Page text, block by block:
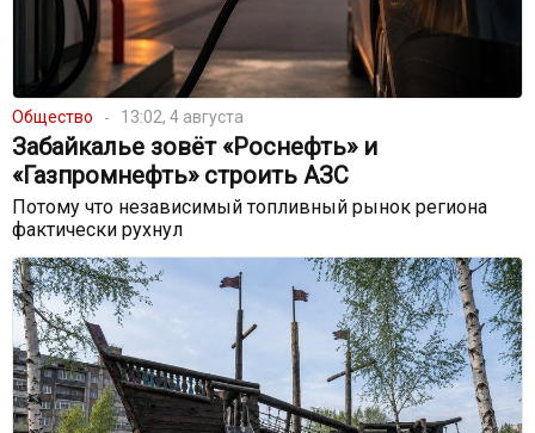
Общество 13:02, 4 августа
Забайкалье зовёт «Роснефть» и
«Газпромнефть» строить АЗС
Потому что независимый топливный рынок региона
фактически рухнул